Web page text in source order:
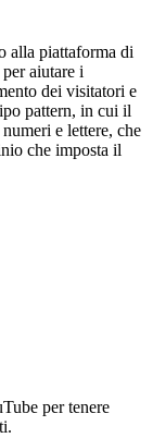
alla piattaforma di
aiutare i
dei visitatori e
pattern, in cui il
e lettere, che
che imposta il
per tenere